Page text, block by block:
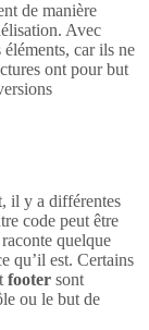
de manière
Avec
car ils ne
ont pour but
il y a différentes
code peut être
quelque
qu’il est. Certains
footer sont
ou le but de